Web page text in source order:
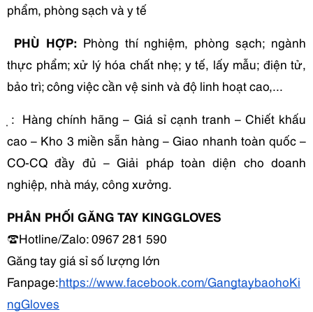
phẩm, phòng sạch và y tế
PHÙ HỢP: Phòng thí nghiệm, phòng sạch; ngành
thực phẩm; xử lý hóa chất nhẹ; y tế, lấy mẫu; điện tử,
bảo trì; công việc cần vệ sinh và độ linh hoạt cao,...
̣ :  Hàng chính hãng – Giá sỉ cạnh tranh – Chiết khấu
cao – Kho 3 miền sẵn hàng – Giao nhanh toàn quốc –
CO-CQ đầy đủ – Giải pháp toàn diện cho doanh
nghiệp, nhà máy, công xưởng.
PHÂN PHỐI GĂNG TAY KINGGLOVES
☎️Hotline/Zalo: 0967 281 590
Găng tay giá sỉ số lượng lớn
Fanpage:https://www.facebook.com/GangtaybaohoKi
ngGloves